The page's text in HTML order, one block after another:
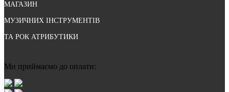
МАГАЗИН
МУЗИЧНИХ ІНСТРУМЕНТІВ
ТА РОК АТРИБУТИКИ
Ми приймаємо до оплати: